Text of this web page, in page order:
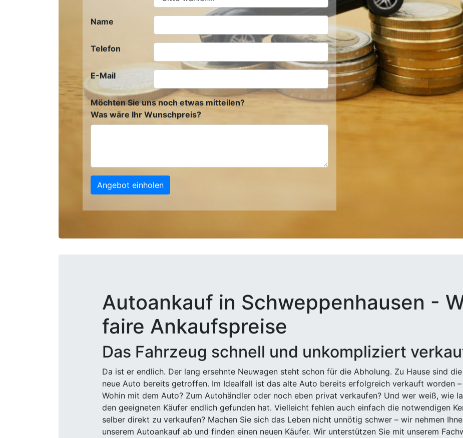
Name
Telefon
E-Mail
Möchten Sie uns noch etwas mitteilen?
Was wäre Ihr Wunschpreis?
Angebot einholen
Autoankauf in Schweppenhausen -
faire Ankaufspreise
Das Fahrzeug schnell und unkompliziert
Da ist er endlich. Der lang ersehnte Neuwagen steht schon für die Abholung. Zu Hause sind
neue Auto bereits getroffen. Im Idealfall ist das alte Auto bereits erfolgreich verkauft worden
Wohin mit dem Auto? Zum Autohändler oder noch eben privat verkaufen? Und wer weiß, wie
den geeigneten Käufer endlich gefunden hat. Vielleicht fehlen auch einfach die notwendigen
selber direkt zu verkaufen? Machen Sie sich das Leben nicht unnötig schwer – wir nehmen
unserem Autoankauf ab und finden einen neuen Käufer. Wir unterstützen Sie mit unserem